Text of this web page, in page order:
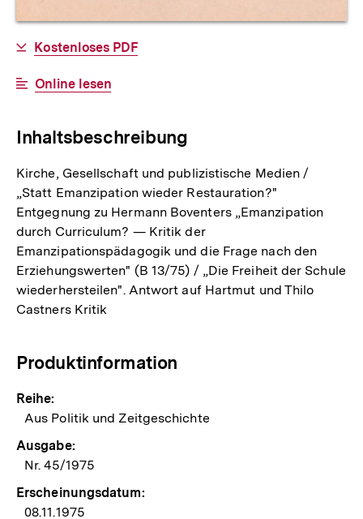
Allgemeine
Informationen
Download-
Kostenloses PDF
Interner
Online lesen
Inhaltsbeschreibung
Kirche, Gesellschaft und publizistische Medien /
„Statt Emanzipation wieder Restauration?"
Entgegnung zu Hermann Boventers „Emanzipation
durch Curriculum? — Kritik der
Emanzipationspädagogik und die Frage nach den
Erziehungswerten" (B 13/75) / „Die Freiheit der Schule
wiederhersteilen". Antwort auf Hartmut und Thilo
Castners Kritik
Produktinformation
Reihe:
Aus Politik und Zeitgeschichte
Ausgabe:
Nr. 45/1975
Erscheinungsdatum:
08.11.1975